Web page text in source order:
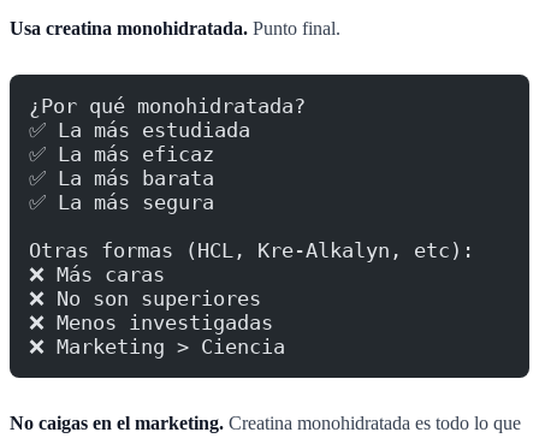
Usa creatina monohidratada. Punto final.
¿Por qué monohidratada?
✅ La más estudiada
✅ La más eficaz
✅ La más barata
✅ La más segura
Otras formas (HCL, Kre-Alkalyn, etc):
❌ Más caras
❌ No son superiores
❌ Menos investigadas
❌ Marketing > Ciencia
No caigas en el marketing. Creatina monohidratada es todo lo que